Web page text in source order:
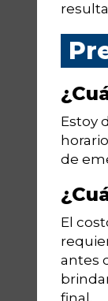
Estoy
de
El
antes